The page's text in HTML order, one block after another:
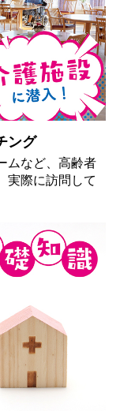
ング
ムなど、高齢者
実際に訪問して